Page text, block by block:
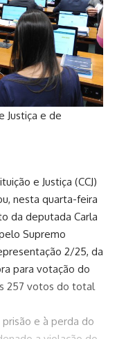
Justiça e de
e Justiça (CCJ)
nesta quarta-feira
da deputada Carla
Supremo
2/25, da
para votação do
257 votos do total
e à perda do